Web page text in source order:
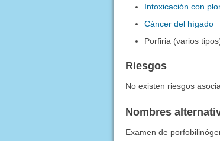
Intoxicación con
Cáncer del hígado
Porfiria (varios
Riesgos
No existen riesgos
Nombres
Examen de